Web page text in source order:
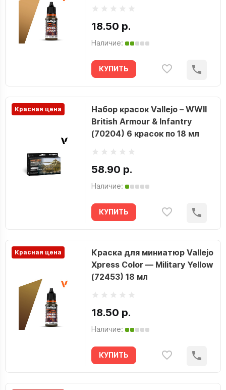
18.50 р.
Наличие:
КУПИТЬ
Красная цена
Набор красок Vallejo – WWII
British Armour & Infantry
(70204) 6 красок по 18 мл
58.90 р.
Наличие:
КУПИТЬ
Красная цена
Краска для миниатюр Vallejo
Xpress Color — Military Yellow
(72453) 18 мл
18.50 р.
Наличие:
КУПИТЬ